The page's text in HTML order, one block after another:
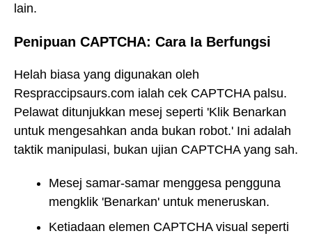
lain.
Penipuan CAPTCHA: Cara Ia Berfungsi
Helah biasa yang digunakan oleh
Respraccipsaurs.com ialah cek CAPTCHA palsu.
Pelawat ditunjukkan mesej seperti 'Klik Benarkan
untuk mengesahkan anda bukan robot.' Ini adalah
taktik manipulasi, bukan ujian CAPTCHA yang sah.
Mesej samar-samar menggesa pengguna
mengklik 'Benarkan' untuk meneruskan.
Ketiadaan elemen CAPTCHA visual seperti